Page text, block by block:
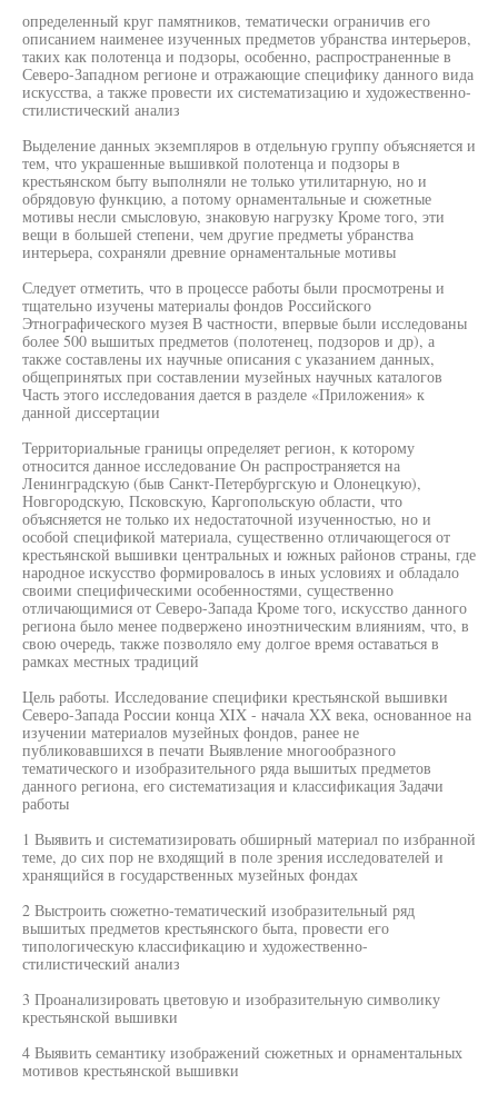
определенный круг памятников, тематически ограничив его
описанием наименее изученных предметов убранства интерьеров,
таких как полотенца и подзоры, особенно, распространенные в
Северо-Западном регионе и отражающие специфику данного вида
искусства, а также провести их систематизацию и художественно-
стилистический анализ
Выделение данных экземпляров в отдельную группу объясняется и
тем, что украшенные вышивкой полотенца и подзоры в
крестьянском быту выполняли не только утилитарную, но и
обрядовую функцию, а потому орнаментальные и сюжетные
мотивы несли смысловую, знаковую нагрузку Кроме того, эти
вещи в большей степени, чем другие предметы убранства
интерьера, сохраняли древние орнаментальные мотивы
Следует отметить, что в процессе работы были просмотрены и
тщательно изучены материалы фондов Российского
Этнографического музея В частности, впервые были исследованы
более 500 вышитых предметов (полотенец, подзоров и др), а
также составлены их научные описания с указанием данных,
общепринятых при составлении музейных научных каталогов
Часть этого исследования дается в разделе «Приложения» к
данной диссертации
Территориальные границы определяет регион, к которому
относится данное исследование Он распространяется на
Ленинградскую (быв Санкт-Петербургскую и Олонецкую),
Новгородскую, Псковскую, Каргопольскую области, что
объясняется не только их недостаточной изученностью, но и
особой спецификой материала, существенно отличающегося от
крестьянской вышивки центральных и южных районов страны, где
народное искусство формировалось в иных условиях и обладало
своими специфическими особенностями, существенно
отличающимися от Северо-Запада Кроме того, искусство данного
региона было менее подвержено иноэтническим влияниям, что, в
свою очередь, также позволяло ему долгое время оставаться в
рамках местных традиций
Цель работы. Исследование специфики крестьянской вышивки
Северо-Запада России конца XIX - начала XX века, основанное на
изучении материалов музейных фондов, ранее не
публиковавшихся в печати Выявление многообразного
тематического и изобразительного ряда вышитых предметов
данного региона, его систематизация и классификация Задачи
работы
1 Выявить и систематизировать обширный материал по избранной
теме, до сих пор не входящий в поле зрения исследователей и
хранящийся в государственных музейных фондах
2 Выстроить сюжетно-тематический изобразительный ряд
вышитых предметов крестьянского быта, провести его
типологическую классификацию и художественно-
стилистический анализ
3 Проанализировать цветовую и изобразительную символику
крестьянской вышивки
4 Выявить семантику изображений сюжетных и орнаментальных
мотивов крестьянской вышивки